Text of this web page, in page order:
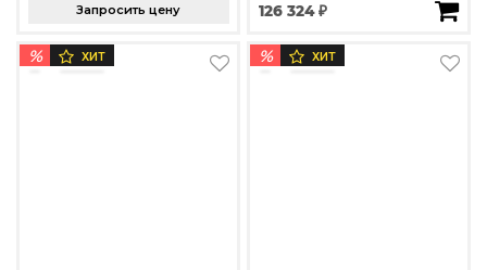
Запросить цену 126 324 ₽
% ХИТ % ХИТ